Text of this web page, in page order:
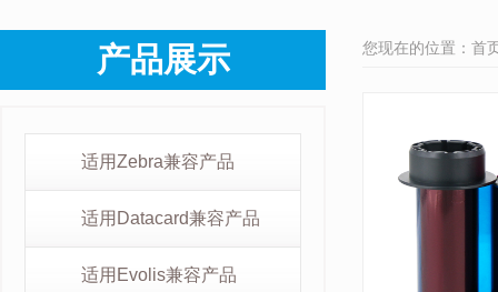
产品展示
适用Zebra兼容产品
适用Datacard兼容产品
适用Evolis兼容产品
您现在的位置： 首